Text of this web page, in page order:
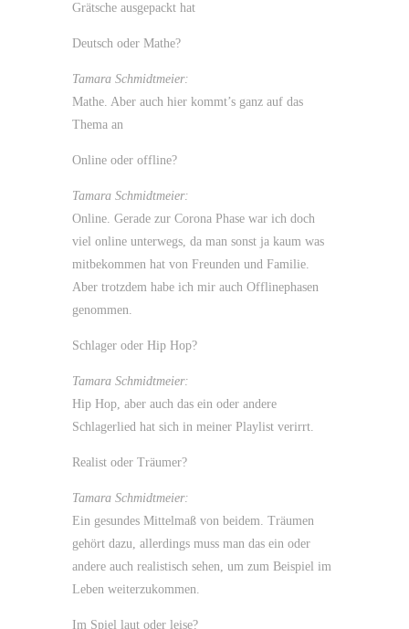
Grätsche ausgepackt hat
Deutsch oder Mathe?
Tamara Schmidtmeier:
Mathe. Aber auch hier kommt’s ganz auf das
Thema an
Online oder offline?
Tamara Schmidtmeier:
Online. Gerade zur Corona Phase war ich doch
viel online unterwegs, da man sonst ja kaum was
mitbekommen hat von Freunden und Familie.
Aber trotzdem habe ich mir auch Offlinephasen
genommen.
Schlager oder Hip Hop?
Tamara Schmidtmeier:
Hip Hop, aber auch das ein oder andere
Schlagerlied hat sich in meiner Playlist verirrt.
Realist oder Träumer?
Tamara Schmidtmeier:
Ein gesundes Mittelmaß von beidem. Träumen
gehört dazu, allerdings muss man das ein oder
andere auch realistisch sehen, um zum Beispiel im
Leben weiterzukommen.
Im Spiel laut oder leise?